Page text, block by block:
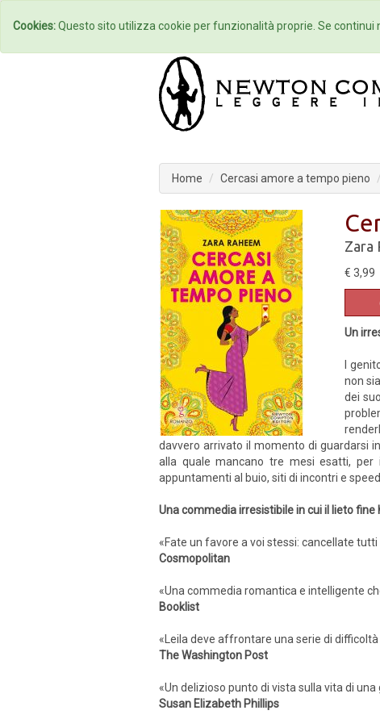
Home Autori
Home Cercasi amore a tempo pieno
Zara
€ 3,99
Un
I
non
dei
davvero arrivato il momento di guardarsi
alla quale mancano tre mesi esatti,
appuntamenti al buio, siti di incontri e
Una commedia irresistibile in cui il lieto
«Fate un favore a voi stessi: cancellate
Cosmopolitan
«Una commedia romantica e intelligente
Booklist
«Leila deve affrontare una serie di
The Washington Post
«Un delizioso punto di vista sulla vita di
Susan Elizabeth Phillips
Cookies:Questo sito utilizza cookie per funzionalità proprie. Se